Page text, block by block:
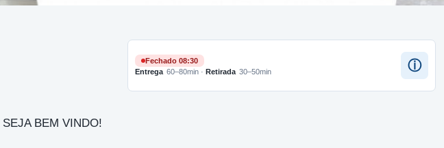
Fechado 08:30
Entrega 60–80min · Retirada 30–50min ⓘ
SEJA BEM VINDO!